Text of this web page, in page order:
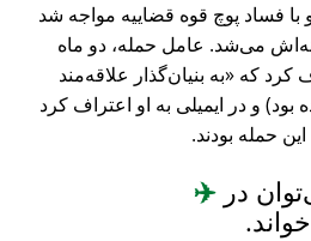
فساد پوچ قوه قضاییه مواجه شد
می‌شد. عامل حمله، دو ماه
کرد که
به بنیان‌گذار علاقه‌مند
و در ایمیلی به او اعتراف کرد
حمله بودند.
در ✈️
خواند.